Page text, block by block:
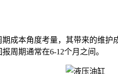
成本角度考量，其带来的维
周期通常在6-12个月之间。